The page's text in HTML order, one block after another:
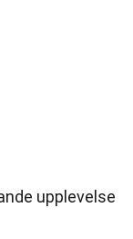
upplevelse